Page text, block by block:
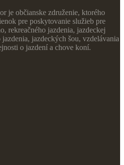
je občianske združenie, ktorého
pre poskytovanie služieb pre
rekreačného jazdenia, jazdeckej
jazdeckých šou, vzdelávania
o jazdení a chove koní.